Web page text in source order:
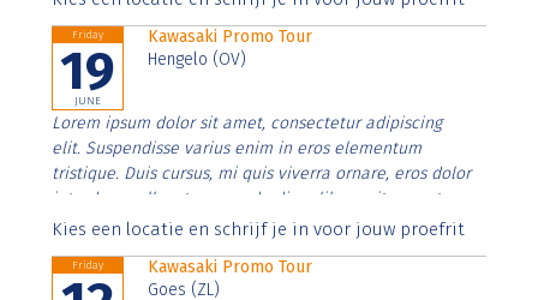
Friday
19
JUNE
Kawasaki Promo Tour
Hengelo (OV)
Lorem ipsum dolor sit amet, consectetur adipiscing
elit. Suspendisse varius enim in eros elementum
tristique. Duis cursus, mi quis viverra ornare, eros dolor
interdum nulla, ut commodo diam libero vitae erat.
Aenean faucibus nibh et justo cursus id rutrum lorem
Kies een locatie en schrijf je in voor jouw proefrit
Friday
Kawasaki Promo Tour
Goes (ZL)